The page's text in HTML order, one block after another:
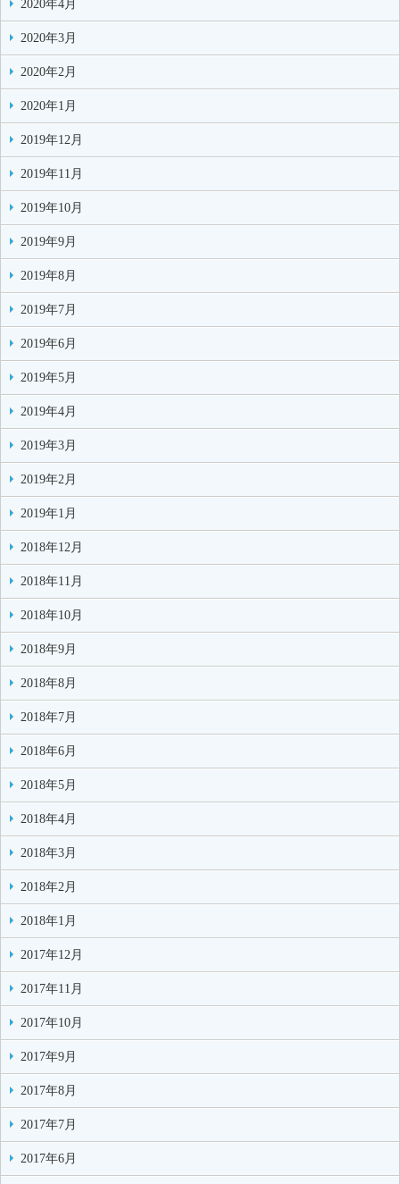
2020年4月
2020年3月
2020年2月
2020年1月
2019年12月
2019年11月
2019年10月
2019年9月
2019年8月
2019年7月
2019年6月
2019年5月
2019年4月
2019年3月
2019年2月
2019年1月
2018年12月
2018年11月
2018年10月
2018年9月
2018年8月
2018年7月
2018年6月
2018年5月
2018年4月
2018年3月
2018年2月
2018年1月
2017年12月
2017年11月
2017年10月
2017年9月
2017年8月
2017年7月
2017年6月